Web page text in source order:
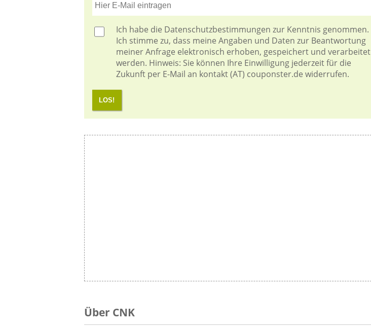
Ich habe die Datenschutzbestimmungen zur Kenntnis genommen.
Ich stimme zu, dass meine Angaben und Daten zur Beantwortung
meiner Anfrage elektronisch erhoben, gespeichert und verarbeitet
werden. Hinweis: Sie können Ihre Einwilligung jederzeit für die
Zukunft per E-Mail an kontakt (AT) couponster.de widerrufen.
LOS!
Über CNK